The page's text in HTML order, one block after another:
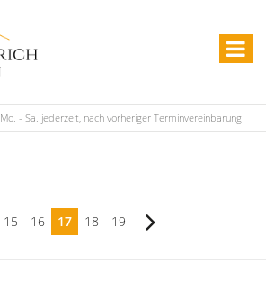
Mo. - Sa. jederzeit, nach vorheriger Terminvereinbarung
15 16 17 18 19